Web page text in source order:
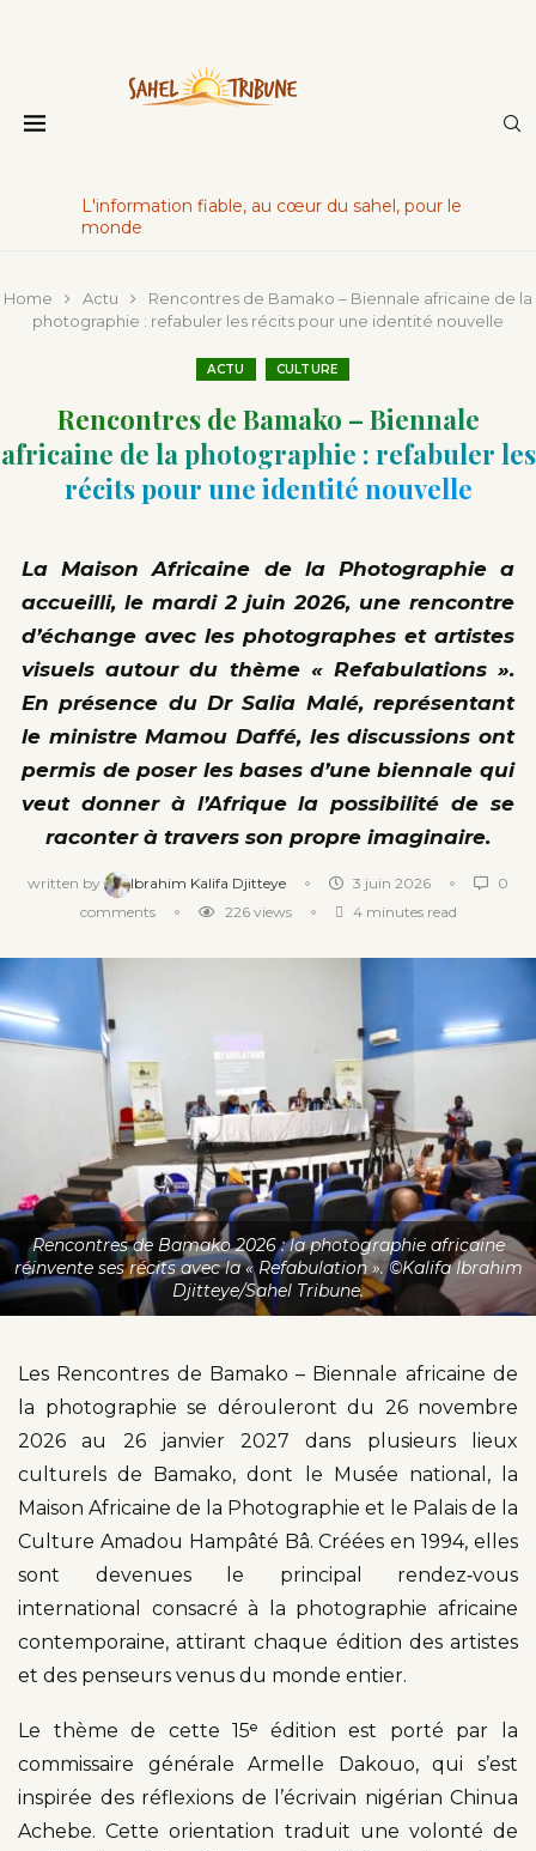
L'information fiable, au cœur du sahel, pour le
monde
Home Actu
Rencontres de Bamako – Biennale africaine de la
photographie : refabuler les récits pour une identité nouvelle
ACTU CULTURE
Rencontres de Bamako – Biennale
africaine de la photographie : refabuler les
récits pour une identité nouvelle
La Maison Africaine de la Photographie a
accueilli, le mardi 2 juin 2026, une rencontre
d’échange avec les photographes et artistes
visuels autour du thème « Refabulations ».
En présence du Dr Salia Malé, représentant
le ministre Mamou Daffé, les discussions ont
permis de poser les bases d’une biennale qui
veut donner à l’Afrique la possibilité de se
raconter à travers son propre imaginaire.
written by Ibrahim Kalifa Djitteye 3 juin 2026
0
comments
226views 4 minutes read
Rencontres de Bamako 2026 : la photographie africaine
réinvente ses récits avec la « Refabulation ». ©Kalifa Ibrahim
Djitteye/Sahel Tribune.
Les Rencontres de Bamako – Biennale africaine de
la photographie se dérouleront du 26 novembre
2026 au 26 janvier 2027 dans plusieurs lieux
culturels de Bamako, dont le Musée national, la
Maison Africaine de la Photographie et le Palais de la
Culture Amadou Hampâté Bâ. Créées en 1994, elles
sont devenues le principal rendez‑vous
international consacré à la photographie africaine
contemporaine, attirant chaque édition des artistes
et des penseurs venus du monde entier.
Le thème de cette 15ᵉ édition est porté par la
commissaire générale Armelle Dakouo, qui s’est
inspirée des réflexions de l’écrivain nigérian Chinua
Achebe. Cette orientation traduit une volonté de